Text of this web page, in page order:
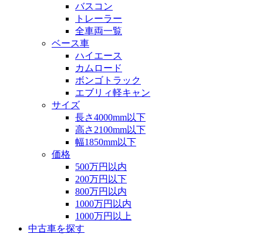
バスコン
トレーラー
全車両一覧
ベース車
ハイエース
カムロード
ボンゴトラック
エブリィ軽キャン
サイズ
長さ4000mm以下
高さ2100mm以下
幅1850mm以下
価格
500万円以内
200万円以下
800万円以内
1000万円以内
1000万円以上
中古車を探す